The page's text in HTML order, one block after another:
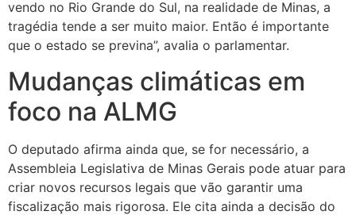
vendo no Rio Grande do Sul, na realidade de Minas, a
tragédia tende a ser muito maior. Então é importante
que o estado se previna”, avalia o parlamentar.
Mudanças climáticas em
foco na ALMG
O deputado afirma ainda que, se for necessário, a
Assembleia Legislativa de Minas Gerais pode atuar para
criar novos recursos legais que vão garantir uma
fiscalização mais rigorosa. Ele cita ainda a decisão do